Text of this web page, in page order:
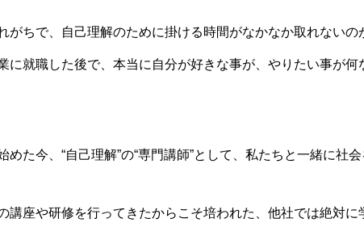
ちで、自己理解のために掛ける時間がなかなか取れないの
就職した後で、本当に自分が好きな事が、やりたい事が何
た今、“自己理解”の“専門講師”として、私たちと一緒に社
講座や研修を行ってきたからこそ培われた、他社では絶対に